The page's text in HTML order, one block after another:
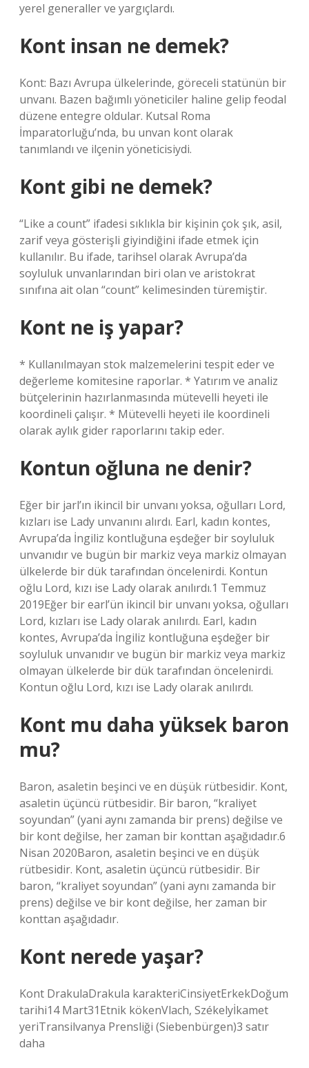
yerel generaller ve yargıçlardı.
Kont insan ne demek?
Kont: Bazı Avrupa ülkelerinde, göreceli statünün bir
unvanı. Bazen bağımlı yöneticiler haline gelip feodal
düzene entegre oldular. Kutsal Roma
İmparatorluğu’nda, bu unvan kont olarak
tanımlandı ve ilçenin yöneticisiydi.
Kont gibi ne demek?
“Like a count” ifadesi sıklıkla bir kişinin çok şık, asil,
zarif veya gösterişli giyindiğini ifade etmek için
kullanılır. Bu ifade, tarihsel olarak Avrupa’da
soyluluk unvanlarından biri olan ve aristokrat
sınıfına ait olan “count” kelimesinden türemiştir.
Kont ne iş yapar?
* Kullanılmayan stok malzemelerini tespit eder ve
değerleme komitesine raporlar. * Yatırım ve analiz
bütçelerinin hazırlanmasında mütevelli heyeti ile
koordineli çalışır. * Mütevelli heyeti ile koordineli
olarak aylık gider raporlarını takip eder.
Kontun oğluna ne denir?
Eğer bir jarl’ın ikincil bir unvanı yoksa, oğulları Lord,
kızları ise Lady unvanını alırdı. Earl, kadın kontes,
Avrupa’da İngiliz kontluğuna eşdeğer bir soyluluk
unvanıdır ve bugün bir markiz veya markiz olmayan
ülkelerde bir dük tarafından öncelenirdi. Kontun
oğlu Lord, kızı ise Lady olarak anılırdı.1 Temmuz
2019Eğer bir earl’ün ikincil bir unvanı yoksa, oğulları
Lord, kızları ise Lady olarak anılırdı. Earl, kadın
kontes, Avrupa’da İngiliz kontluğuna eşdeğer bir
soyluluk unvanıdır ve bugün bir markiz veya markiz
olmayan ülkelerde bir dük tarafından öncelenirdi.
Kontun oğlu Lord, kızı ise Lady olarak anılırdı.
Kont mu daha yüksek baron
mu?
Baron, asaletin beşinci ve en düşük rütbesidir. Kont,
asaletin üçüncü rütbesidir. Bir baron, “kraliyet
soyundan” (yani aynı zamanda bir prens) değilse ve
bir kont değilse, her zaman bir konttan aşağıdadır.6
Nisan 2020Baron, asaletin beşinci ve en düşük
rütbesidir. Kont, asaletin üçüncü rütbesidir. Bir
baron, “kraliyet soyundan” (yani aynı zamanda bir
prens) değilse ve bir kont değilse, her zaman bir
konttan aşağıdadır.
Kont nerede yaşar?
Kont DrakulaDrakula karakteriCinsiyetErkekDoğum
tarihi14 Mart31Etnik kökenVlach, Székelyİkamet
yeriTransilvanya Prensliği (Siebenbürgen)3 satır
daha